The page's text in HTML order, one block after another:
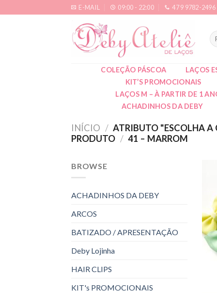
to
E-MAIL 09:00 - 22:00 47 9 9782-2496
COLEÇÃO PÁSCOA
LAÇOS
KIT’S PROMOCIONAIS
LAÇOS M – À PARTIR DE 1
ACHADINHOS DA DEBY
INÍCIO / ATRIBUTO "ESCOLHA A
PRODUTO / 41 – MARROM
BROWSE
ACHADINHOS DA DEBY
ARCOS
BATIZADO / APRESENTAÇÃO
Deby Lojinha
HAIR CLIPS
KIT's PROMOCIONAIS